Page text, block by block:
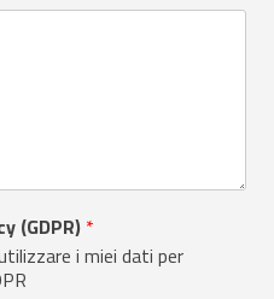
(GDPR) *
i miei dati per